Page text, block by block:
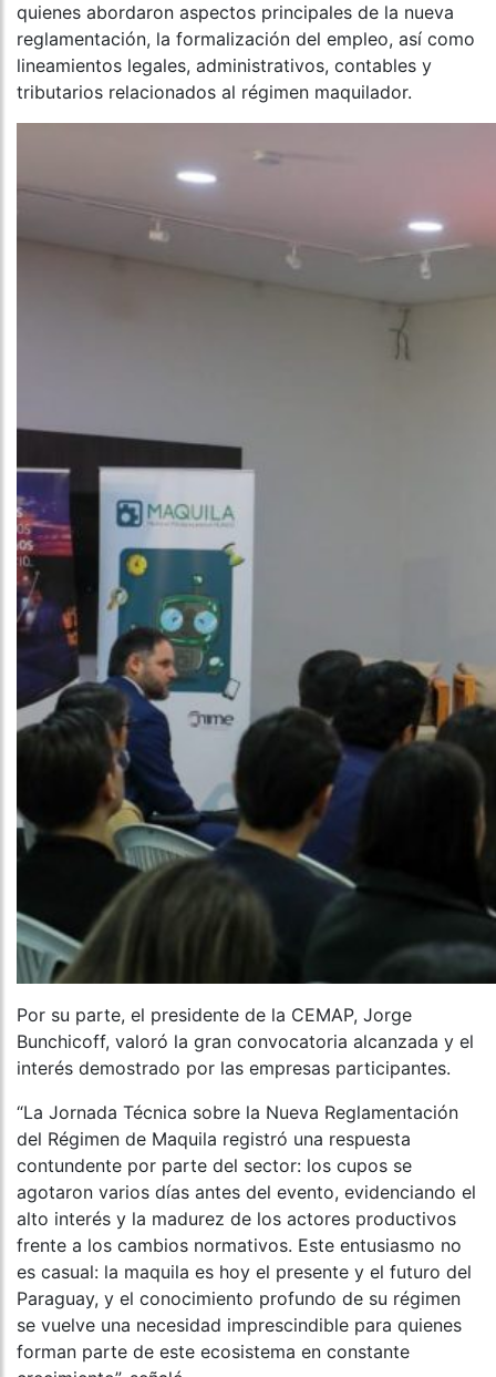
quienes abordaron aspectos principales de la nueva
reglamentación, la formalización del empleo, así como
lineamientos legales, administrativos, contables y
tributarios relacionados al régimen maquilador.
Por su parte, el presidente de la CEMAP, Jorge
Bunchicoff, valoró la gran convocatoria alcanzada y el
interés demostrado por las empresas participantes.
“La Jornada Técnica sobre la Nueva Reglamentación
del Régimen de Maquila registró una respuesta
contundente por parte del sector: los cupos se
agotaron varios días antes del evento, evidenciando el
alto interés y la madurez de los actores productivos
frente a los cambios normativos. Este entusiasmo no
es casual: la maquila es hoy el presente y el futuro del
Paraguay, y el conocimiento profundo de su régimen
se vuelve una necesidad imprescindible para quienes
forman parte de este ecosistema en constante